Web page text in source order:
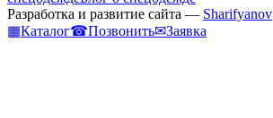
Разработка и развитие сайта — Sharifyanov
▦Каталог☎Позвонить✉Заявка